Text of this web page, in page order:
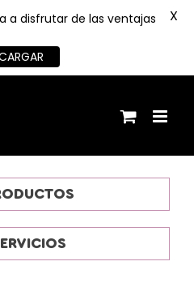
a disfrutar de las ventajas
X